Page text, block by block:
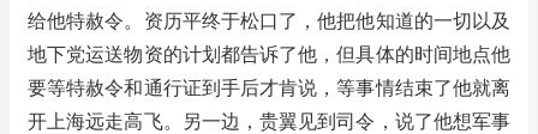
给他特赦令。资历平终于松口了，他把他知道的一切以及
地下党运送物资的计划都告诉了他，但具体的时间地点他
要等特赦令和通行证到手后才肯说，等事情结束了他就离
开上海远走高飞。另一边，贵翼见到司令，说了他想军事